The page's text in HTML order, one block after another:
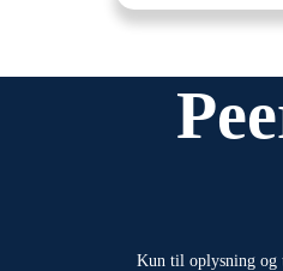
Kun til oplysning og